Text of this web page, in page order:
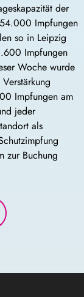
der
Impfungen
so in Leipzig
Impfungen
Woche wurde
Impfungen am
jeder
als
zur Buchung